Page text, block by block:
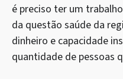
é preciso ter um
da questão saúde da
dinheiro e capacidade
quantidade de pessoas